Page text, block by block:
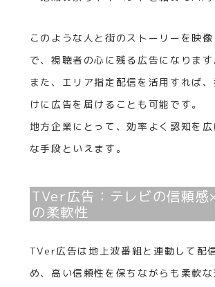
このような人と街のストーリーを映
で、視聴者の心に残る広告になります
また、エリア指定配信を活用すれば
けに広告を届けることも可能です。
地方企業にとって、効率よく認知を
な手段といえます。
TVer広告：テレビの信頼感
の柔軟性
TVer広告は地上波番組と連動して配
め、高い信頼性を保ちながらも柔軟